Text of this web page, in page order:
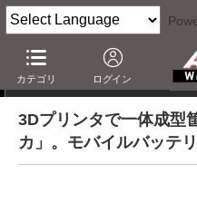
カテゴリ ログイン
ニュース
3Dプリンタで一体成型
カ」。モバイルバッテ